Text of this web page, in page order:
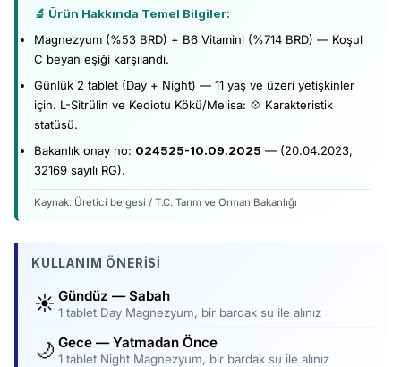
🔬 Ürün Hakkında Temel Bilgiler:
Magnezyum (%53 BRD) + B6 Vitamini (%714 BRD) — Koşul
C beyan eşiği karşılandı.
Günlük 2 tablet (Day + Night) — 11 yaş ve üzeri yetişkinler
için. L-Sitrülin ve Kediotu Kökü/Melisa: 💠 Karakteristik
statüsü.
Bakanlık onay no: 024525-10.09.2025 — (20.04.2023,
32169 sayılı RG).
Kaynak: Üretici belgesi / T.C. Tarım ve Orman Bakanlığı
KULLANIM ÖNERISI
☀️ Gündüz — Sabah
1 tablet Day Magnezyum, bir bardak su ile alınız
🌙 Gece — Yatmadan Önce
1 tablet Night Magnezyum, bir bardak su ile alınız